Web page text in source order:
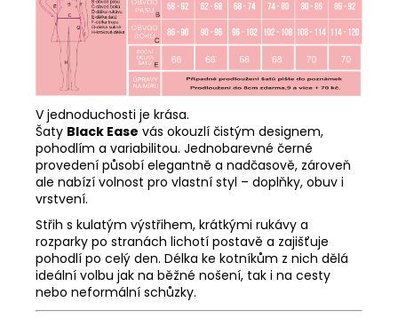
V jednoduchosti je krása.
Šaty Black Ease vás okouzlí čistým designem,
pohodlím a variabilitou. Jednobarevné černé
provedení působí elegantně a nadčasově, zároveň
ale nabízí volnost pro vlastní styl – doplňky, obuv i
vrstvení.
Střih s kulatým výstřihem, krátkými rukávy a
rozparky po stranách lichotí postavě a zajišťuje
pohodlí po celý den. Délka ke kotníkům z nich dělá
ideální volbu jak na běžné nošení, tak i na cesty
nebo neformální schůzky.